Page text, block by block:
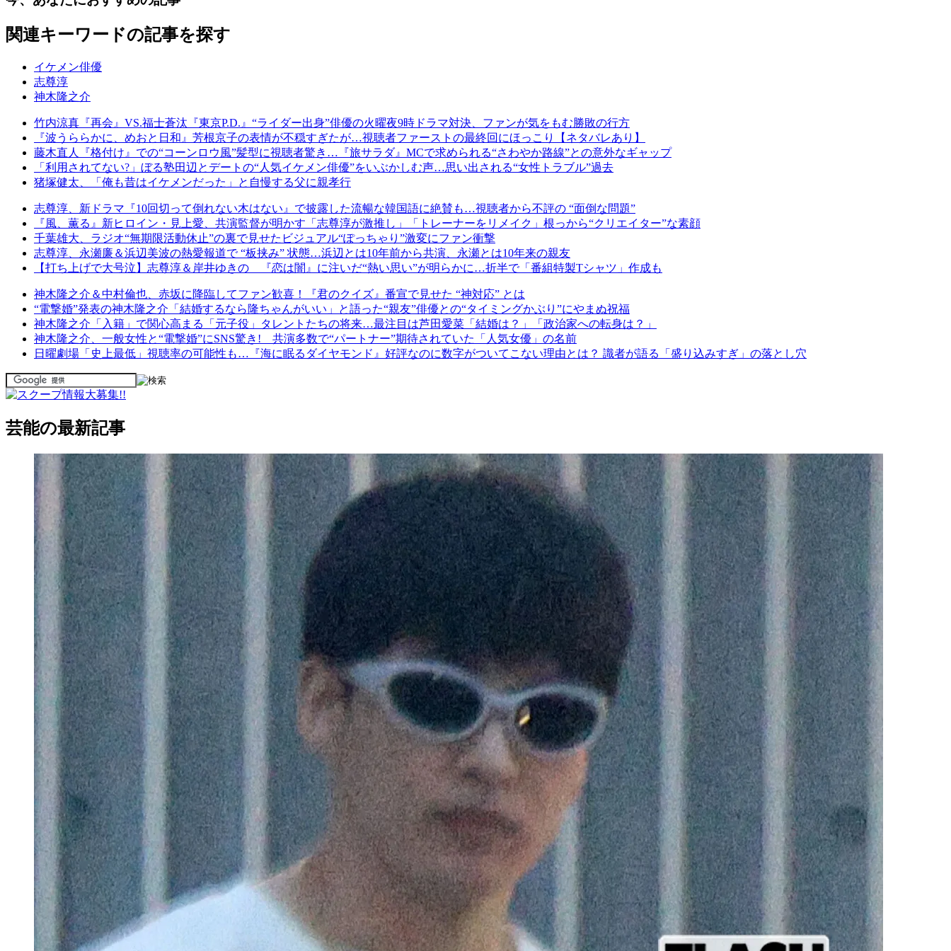
関連キーワードの記事を探す
イケメン俳優
志尊淳
神木隆之介
竹内涼真『再会』VS.福士蒼汰『東京P.D.』“ライダー出身”俳優の火曜夜9時ドラマ対決、ファンが気をもむ勝敗の行方
『波うららかに、めおと日和』芳根京子の表情が不穏すぎたが…視聴者ファーストの最終回にほっこり【ネタバレあり】
藤木直人『格付け』での“コーンロウ風”髪型に視聴者驚き…『旅サラダ』MCで求められる“さわやか路線”との意外なギャップ
「利用されてない?」ぼる塾田辺とデートの“人気イケメン俳優”をいぶかしむ声…思い出される“女性トラブル”過去
猪塚健太、「俺も昔はイケメンだった」と自慢する父に親孝行
志尊淳、新ドラマ『10回切って倒れない木はない』で披露した流暢な韓国語に絶賛も…視聴者から不評の “面倒な問題”
『風、薫る』新ヒロイン・見上愛、共演監督が明かす「志尊淳が激推し」「トレーナーをリメイク」根っから“クリエイター”な素顔
千葉雄大、ラジオ“無期限活動休止”の裏で見せたビジュアル“ぽっちゃり”激変にファン衝撃
志尊淳、永瀬廉＆浜辺美波の熱愛報道で “板挟み” 状態…浜辺とは10年前から共演、永瀬とは10年来の親友
【打ち上げで大号泣】志尊淳＆岸井ゆきの 『恋は闇』に注いだ“熱い思い”が明らかに…折半で「番組特製Tシャツ」作成も
神木隆之介＆中村倫也、赤坂に降臨してファン歓喜！『君のクイズ』番宣で見せた “神対応” とは
“電撃婚”発表の神木隆之介「結婚するなら隆ちゃんがいい」と語った“親友”俳優との“タイミングかぶり”にやまぬ祝福
神木隆之介「入籍」で関心高まる「元子役」タレントたちの将来…最注目は芦田愛菜「結婚は？」「政治家への転身は？」
神木隆之介、一般女性と“電撃婚”にSNS驚き! 共演多数で“パートナー”期待されていた「人気女優」の名前
日曜劇場「史上最低」視聴率の可能性も…『海に眠るダイヤモンド』好評なのに数字がついてこない理由とは？ 識者が語る「盛り込みすぎ」の落とし穴
芸能の最新記事